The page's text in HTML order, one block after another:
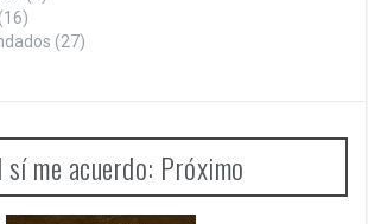
(16)
(27)
sí me acuerdo: Próximo